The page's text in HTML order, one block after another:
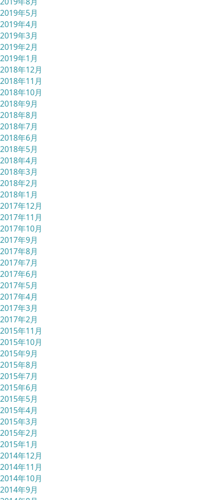
2019年5月
2019年4月
2019年3月
2019年2月
2019年1月
2018年12月
2018年11月
2018年10月
2018年9月
2018年8月
2018年7月
2018年6月
2018年5月
2018年4月
2018年3月
2018年2月
2018年1月
2017年12月
2017年11月
2017年10月
2017年9月
2017年8月
2017年7月
2017年6月
2017年5月
2017年4月
2017年3月
2017年2月
2015年11月
2015年10月
2015年9月
2015年8月
2015年7月
2015年6月
2015年5月
2015年4月
2015年3月
2015年2月
2015年1月
2014年12月
2014年11月
2014年10月
2014年9月